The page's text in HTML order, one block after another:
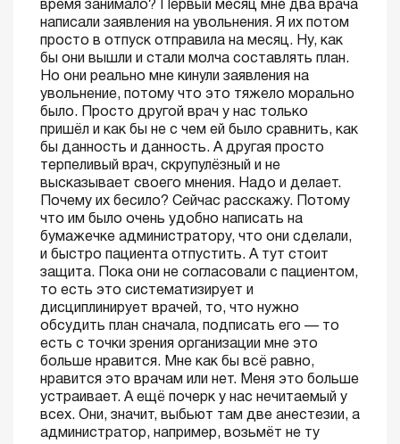
время занимало? Первый месяц мне два врача
написали заявления на увольнения. Я их потом
просто в отпуск отправила на месяц. Ну, как
бы они вышли и стали молча составлять план.
Но они реально мне кинули заявления на
увольнение, потому что это тяжело морально
было. Просто другой врач у нас только
пришёл и как бы не с чем ей было сравнить, как
бы данность и данность. А другая просто
терпеливый врач, скрупулёзный и не
высказывает своего мнения. Надо и делает.
Почему их бесило? Сейчас расскажу. Потому
что им было очень удобно написать на
бумажечке администратору, что они сделали,
и быстро пациента отпустить. А тут стоит
защита. Пока они не согласовали с пациентом,
то есть это систематизирует и
дисциплинирует врачей, то, что нужно
обсудить план сначала, подписать его — то
есть с точки зрения организации мне это
больше нравится. Мне как бы всё равно,
нравится это врачам или нет. Меня это больше
устраивает. А ещё почерк у нас нечитаемый у
всех. Они, значит, выбьют там две анестезии, а
администратор, например, возьмёт не ту